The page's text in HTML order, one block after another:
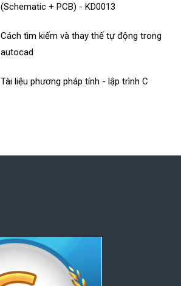
(Schematic + PCB) - KD0013
Cách tìm kiếm và thay thế tự động trong
autocad
Tài liệu phương pháp tính - lập trình C